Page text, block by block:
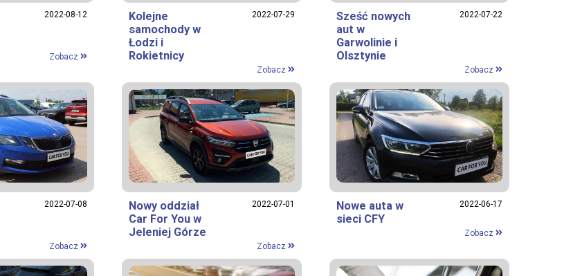
2022-08-12
Zobacz
Kolejne
samochody w
Łodzi i
Rokietnicy
2022-07-29
Zobacz
Sześć nowych
aut w
Garwolinie i
Olsztynie
2022-07-22
Zobacz
2022-07-08
Zobacz
Nowy oddział
Car For You w
Jeleniej Górze
2022-07-01
Zobacz
Nowe auta w
sieci CFY
2022-06-17
Zobacz